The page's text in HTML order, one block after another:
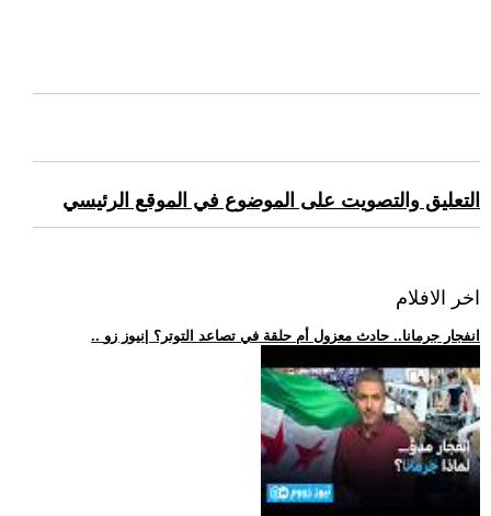
التعليق والتصويت على الموضوع في الموقع الرئيسي
اخر الافلام
.. انفجار جرمانا.. حادث معزول أم حلقة في تصاعد التوتر؟ |نيوز زو